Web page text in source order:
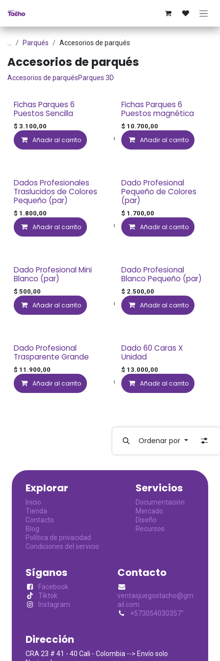
Parqués Accesorios de parqués
Accesorios de parqués
Accesorios de parquésParques 3D
Fichas Parques 6
Puestos Sencilla
$ 3.100,00
Añadir al carrito Añadir a lista de deseos
Fichas Parques 6
Puestos magnética
$ 10.700,00
Añadir al carrito
Dados Profesionales
Traslucidos de Colores
Pequeño (par)
$ 1.800,00
Añadir al carrito Añadir a lista de deseos
Dado Profesional
Pequeño de Colores
(par)
$ 1.700,00
Añadir al carrito
Dado Profesional Mini
Blanco (par)
$ 500,00
Añadir al carrito Añadir a lista de deseos
Dado Profesional
Blanco Pequeño (par)
$ 2.500,00
Añadir al carrito
Dado Profesional
Trasparente Grande
$ 11.900,00
Añadir al carrito Añadir a lista de deseos
Dado 60 Caras X
Unidad
$ 13.000,00
Añadir al carrito
Ordenar por
Explorar
Inicio
Tienda
Contacto
Blog
Política de privacidad
Condiciones del servicio
Servicios
Documentación
Mercado
Diseño
Recursos
Síganos
Facebook
Tiktok
Instagram
Contacto
ventasjuegostacho@gm
ail.com
+573054030357"
Dirección
CRA 23 # 41 - 40 Cali - Colombia --> Envío solo